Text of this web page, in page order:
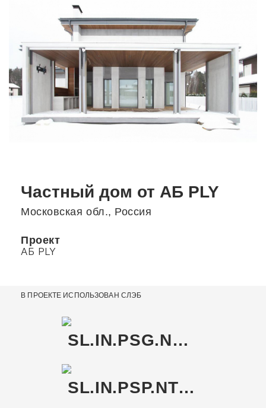
Частный дом от АБ PLY
Московская обл., Россия
Проект
АБ PLY
В ПРОЕКТЕ ИСПОЛЬЗОВАН СЛЭБ
SL.IN.PSG.NT RU
SL.IN.PSP.NT RU